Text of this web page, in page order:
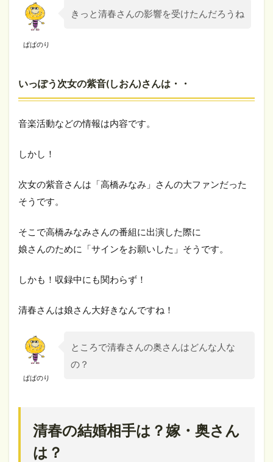
ぱぱのり
きっと清春さんの影響を受けたんだろうね
いっぽう次女の紫音(しおん)さんは・・
音楽活動などの情報は内容です。
しかし！
次女の紫音さんは「高橋みなみ」さんの大ファンだった
そうです。
そこで高橋みなみさんの番組に出演した際に
娘さんのために「サインをお願いした」そうです。
しかも！収録中にも関わらず！
清春さんは娘さん大好きなんですね！
ぱぱのり
ところで清春さんの奥さんはどんな人な
の？
清春の結婚相手は？嫁・奥さん
は？